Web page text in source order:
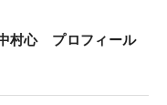
村心 プロフィール